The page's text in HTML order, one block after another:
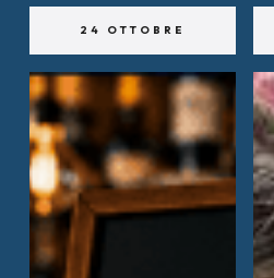
24 OTTOBRE